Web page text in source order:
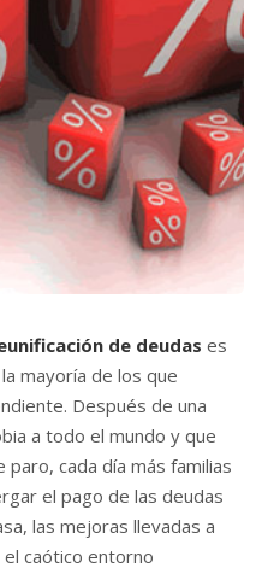
de deudas es
mayoría de los que
Después de una
a todo el mundo y que
cada día más familias
el pago de las deudas
las mejoras llevadas a
caótico entorno